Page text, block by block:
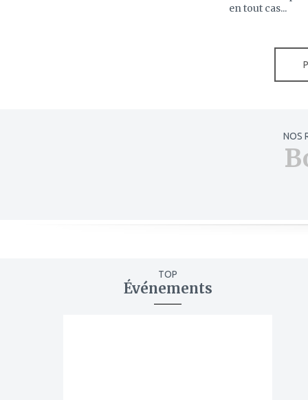
en tout cas...
NOS
TOP
Événements